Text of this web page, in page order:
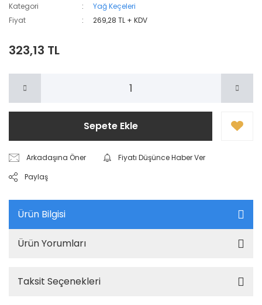
Kategori
Yağ Keçeleri
Fiyat
269,28 TL + KDV
323,13 TL
Sepete Ekle
Arkadaşına Öner
Fiyatı Düşünce Haber Ver
Paylaş
Ürün Bilgisi
Ürün Yorumları
Taksit Seçenekleri